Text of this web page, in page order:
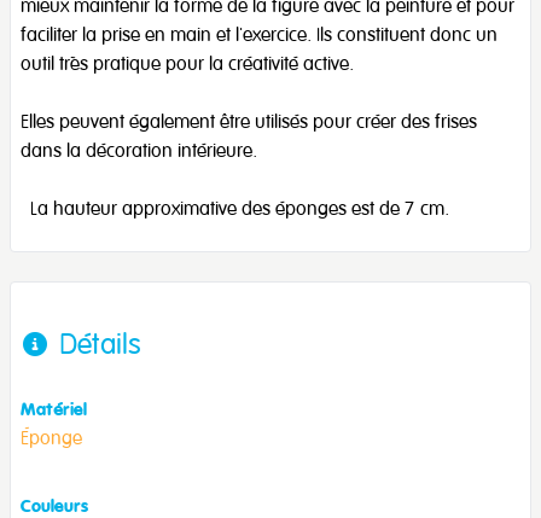
mieux maintenir la forme de la figure avec la peinture et pour
faciliter la prise en main et l'exercice. Ils constituent donc un
outil très pratique pour la créativité active.
Elles peuvent également être utilisés pour créer des frises
dans la décoration intérieure.
La hauteur approximative des éponges est de 7 cm.
Détails
Matériel
Éponge
Couleurs